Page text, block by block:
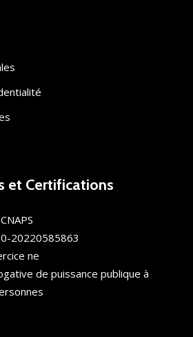
et Certifications
20220585863
ne
de puissance publique à